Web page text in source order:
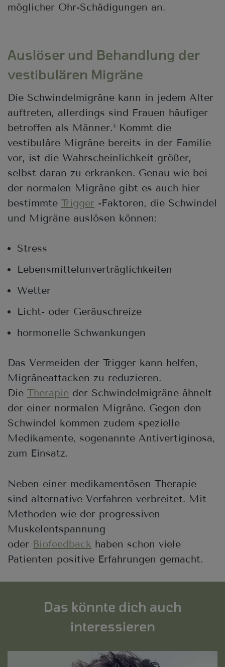
möglicher Ohr-Schädigungen an.
Auslöser und Behandlung der
vestibulären Migräne
Die Schwindelmigräne kann in jedem Alter
auftreten, allerdings sind Frauen häufiger
betroffen als Männer.3
Kommt die
vestibuläre Migräne bereits in der Familie
vor, ist die Wahrscheinlichkeit größer,
selbst daran zu erkranken. Genau wie bei
der normalen Migräne gibt es auch hier
bestimmte Trigger -Faktoren, die Schwindel
und Migräne auslösen können:
Stress
Lebensmittelunverträglichkeiten
Wetter
Licht- oder Geräuschreize
hormonelle Schwankungen
Das Vermeiden der Trigger kann helfen,
Migräneattacken zu reduzieren.
Die Therapie der Schwindelmigräne ähnelt
der einer normalen Migräne. Gegen den
Schwindel kommen zudem spezielle
Medikamente, sogenannte Antivertiginosa,
zum Einsatz.
Neben einer medikamentösen Therapie
sind alternative Verfahren verbreitet. Mit
Methoden wie der progressiven
Muskelentspannung
oder Biofeedback haben schon viele
Patienten positive Erfahrungen gemacht.
Das könnte dich auch
interessieren